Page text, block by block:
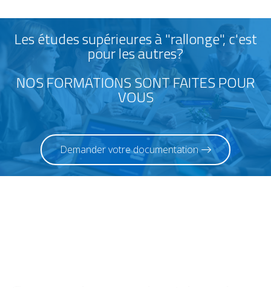
Les études supérieures à "rallonge", c'est
pour les autres?
NOS FORMATIONS SONT FAITES POUR
VOUS
Demander votre documentation